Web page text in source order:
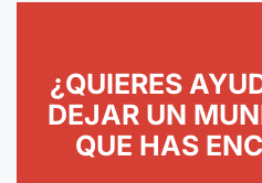
¿QUIERES
DEJAR UN
QUE HAS